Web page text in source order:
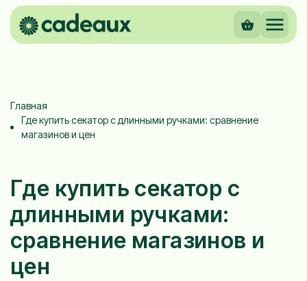
Главная
Где купить секатор с длинными ручками: сравнение
магазинов и цен
Где купить секатор с
длинными ручками:
сравнение магазинов и
цен